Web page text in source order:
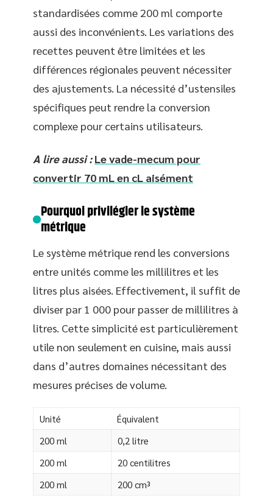
standardisées comme 200 ml comporte
aussi des inconvénients. Les variations des
recettes peuvent être limitées et les
différences régionales peuvent nécessiter
des ajustements. La nécessité d’ustensiles
spécifiques peut rendre la conversion
complexe pour certains utilisateurs.
A lire aussi : Le vade-mecum pour
convertir 70 mL en cL aisément
Pourquoi privilégier le système
métrique
Le système métrique rend les conversions
entre unités comme les millilitres et les
litres plus aisées. Effectivement, il suffit de
diviser par 1 000 pour passer de millilitres à
litres. Cette simplicité est particulièrement
utile non seulement en cuisine, mais aussi
dans d’autres domaines nécessitant des
mesures précises de volume.
Unité
Équivalent
200 ml
0,2 litre
200 ml
20 centilitres
200 ml
200 cm³